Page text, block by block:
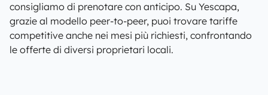
consigliamo di prenotare con anticipo. Su Yescapa,
grazie al modello peer-to-peer, puoi trovare tariffe
competitive anche nei mesi più richiesti, confrontando
le offerte di diversi proprietari locali.